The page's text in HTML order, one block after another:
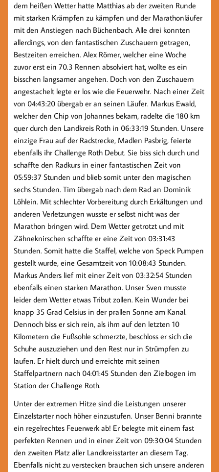
dem heißen Wetter hatte Matthias ab der zweiten Runde
mit starken Krämpfen zu kämpfen und der Marathonläufer
mit den Anstiegen nach Büchenbach. Alle drei konnten
allerdings, von den fantastischen Zuschauern getragen,
Bestzeiten erreichen. Alex Römer, welcher eine Woche
zuvor erst ein 70.3 Rennen absolviert hat, wollte es ein
bisschen langsamer angehen. Doch von den Zuschauern
angestachelt legte er los wie die Feuerwehr. Nach einer Zeit
von 04:43:20 übergab er an seinen Läufer. Markus Ewald,
welcher den Chip von Johannes bekam, radelte die 180 km
quer durch den Landkreis Roth in 06:33:19 Stunden. Unsere
einzige Frau auf der Radstrecke, Madlen Pasbrig, feierte
ebenfalls ihr Challenge Roth Debut. Sie biss sich durch und
schaffte den Radkurs in einer fantastischen Zeit von
05:59:37 Stunden und blieb somit unter den magischen
sechs Stunden. Tim übergab nach dem Rad an Dominik
Löhlein. Mit schlechter Vorbereitung durch Erkältungen und
anderen Verletzungen wusste er selbst nicht was der
Marathon bringen wird. Dem Wetter getrotzt und mit
Zähneknirschen schaffte er eine Zeit von 03:31:43
Stunden. Somit hatte die Staffel, welche von Speck Pumpen
gestellt wurde, eine Gesamtzeit von 10:08:43 Stunden.
Markus Anders lief mit einer Zeit von 03:32:54 Stunden
ebenfalls einen starken Marathon. Unser Sven musste
leider dem Wetter etwas Tribut zollen. Kein Wunder bei
knapp 35 Grad Celsius in der prallen Sonne am Kanal.
Dennoch biss er sich rein, als ihm auf den letzten 10
Kilometern die Fußsohle schmerzte, beschloss er sich die
Schuhe auszuziehen und den Rest nur in Strümpfen zu
laufen. Er hielt durch und erreichte mit seinen
Staffelpartnern nach 04:01:45 Stunden den Zielbogen im
Station der Challenge Roth.
Unter der extremen Hitze sind die Leistungen unserer
Einzelstarter noch höher einzustufen. Unser Benni brannte
ein regelrechtes Feuerwerk ab! Er belegte mit einem fast
perfekten Rennen und in ​einer Zeit von 09:30:04 Stunden
den zweiten Platz aller Landkreisstarter an diesem Tag.
Ebenfalls nicht zu verstecken brauchen sich unsere anderen